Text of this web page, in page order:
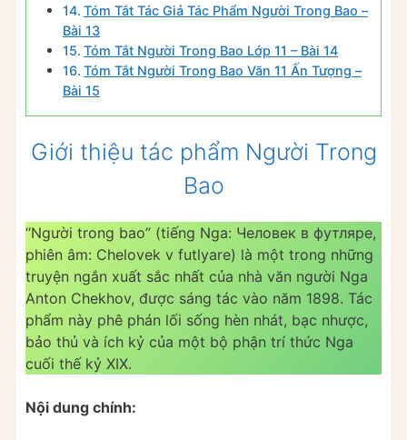
Tóm Tắt Tác Giả Tác Phẩm Người Trong Bao –
Bài 13
Tóm Tắt Người Trong Bao Lớp 11 – Bài 14
Tóm Tắt Người Trong Bao Văn 11 Ấn Tượng –
Bài 15
Giới thiệu tác phẩm Người Trong
Bao
“Người trong bao” (tiếng Nga: Человек в футляре,
phiên âm: Chelovek v futlyare) là một trong những
truyện ngắn xuất sắc nhất của nhà văn người Nga
Anton Chekhov, được sáng tác vào năm 1898. Tác
phẩm này phê phán lối sống hèn nhát, bạc nhược,
bảo thủ và ích kỷ của một bộ phận trí thức Nga
cuối thế kỷ XIX.
Nội dung chính: